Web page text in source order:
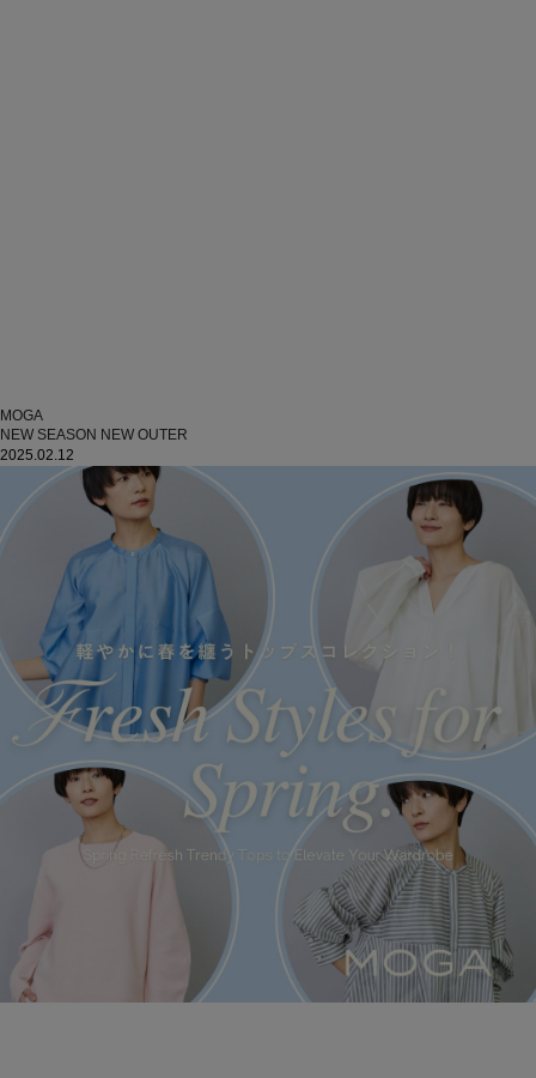
MOGA
NEW SEASON NEW OUTER
2025.02.12